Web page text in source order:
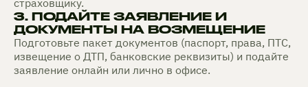
страховщику.
3. ПОДАЙТЕ ЗАЯВЛЕНИЕ И
ДОКУМЕНТЫ НА ВОЗМЕЩЕНИЕ
Подготовьте пакет документов (паспорт, права, ПТС,
извещение о ДТП, банковские реквизиты) и подайте
заявление онлайн или лично в офисе.